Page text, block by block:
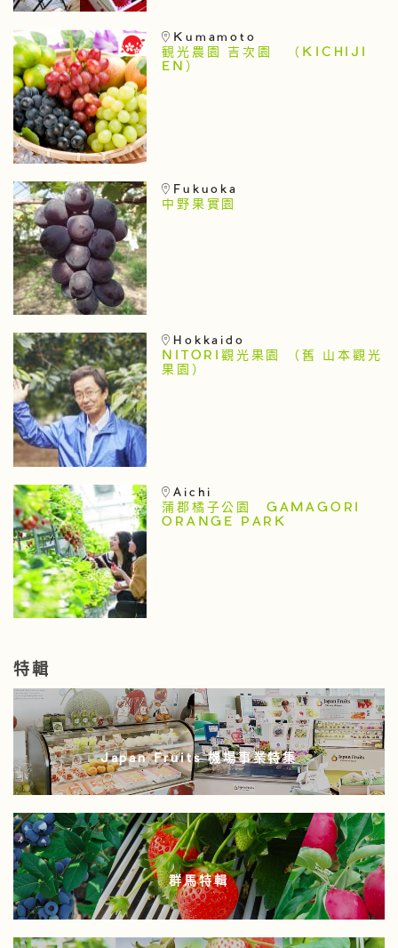
Kumamoto
観光農園 吉次園 （KICHIJI
EN）
Fukuoka
中野果實園
Hokkaido
NITORI觀光果園 （舊 山本觀光
果園）
Aichi
蒲郡橘子公園 GAMAGORI
ORANGE PARK
特輯
Japan Fruits 機場事業特集
群馬特輯